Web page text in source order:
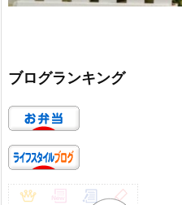
ブログランキング